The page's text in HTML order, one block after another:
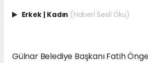
Erkek Kadın (Haberi Sesli Oku)
Gülnar Belediye Başkanı Fatih